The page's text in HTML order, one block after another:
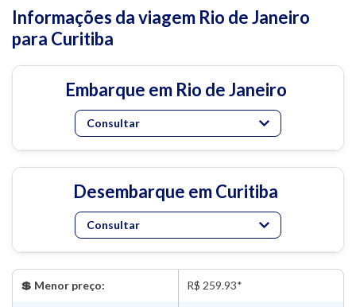
Informações da viagem Rio de Janeiro
para Curitiba
Embarque em Rio de Janeiro
Consultar
Desembarque em Curitiba
Consultar
💲 Menor preço: R$ 259.93*